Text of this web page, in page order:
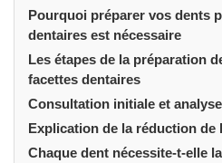
Pourquoi préparer vos dents
dentaires est nécessaire
Les étapes de la préparation
facettes dentaires
Consultation initiale et
Explication de la réduction de
Chaque dent nécessite-t-elle